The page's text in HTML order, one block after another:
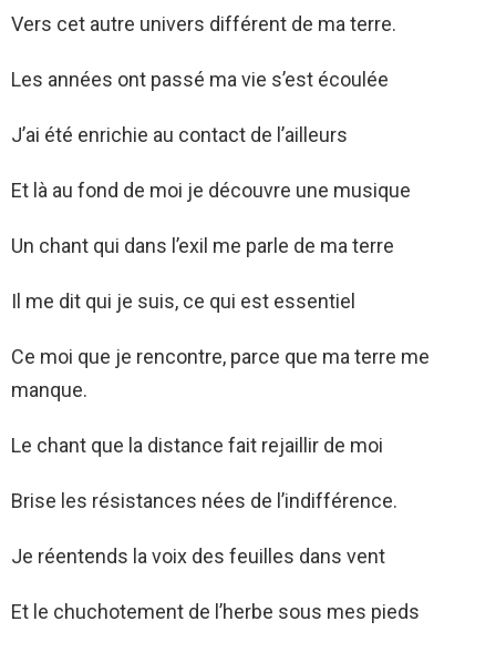
Vers cet autre univers différent de ma terre.
Les années ont passé ma vie s’est écoulée
J’ai été enrichie au contact de l’ailleurs
Et là au fond de moi je découvre une musique
Un chant qui dans l’exil me parle de ma terre
Il me dit qui je suis, ce qui est essentiel
Ce moi que je rencontre, parce que ma terre me
manque.
Le chant que la distance fait rejaillir de moi
Brise les résistances nées de l’indifférence.
Je réentends la voix des feuilles dans vent
Et le chuchotement de l’herbe sous mes pieds